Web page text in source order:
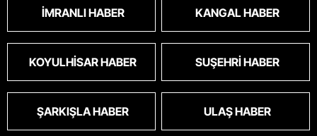
İMRANLI HABER KANGAL HABER
KOYULHISAR HABER SUŞEHRI HABER
ŞARKIŞLA HABER ULAŞ HABER